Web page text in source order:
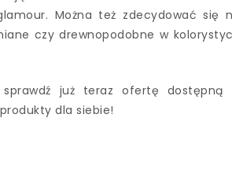
Można też zdecydować się
czy drewnopodobne w
sprawdź już teraz ofertę dostępną
dla siebie!